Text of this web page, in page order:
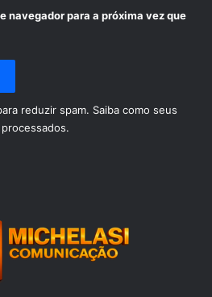
navegador para a próxima vez que
reduzir spam. Saiba como seus
.